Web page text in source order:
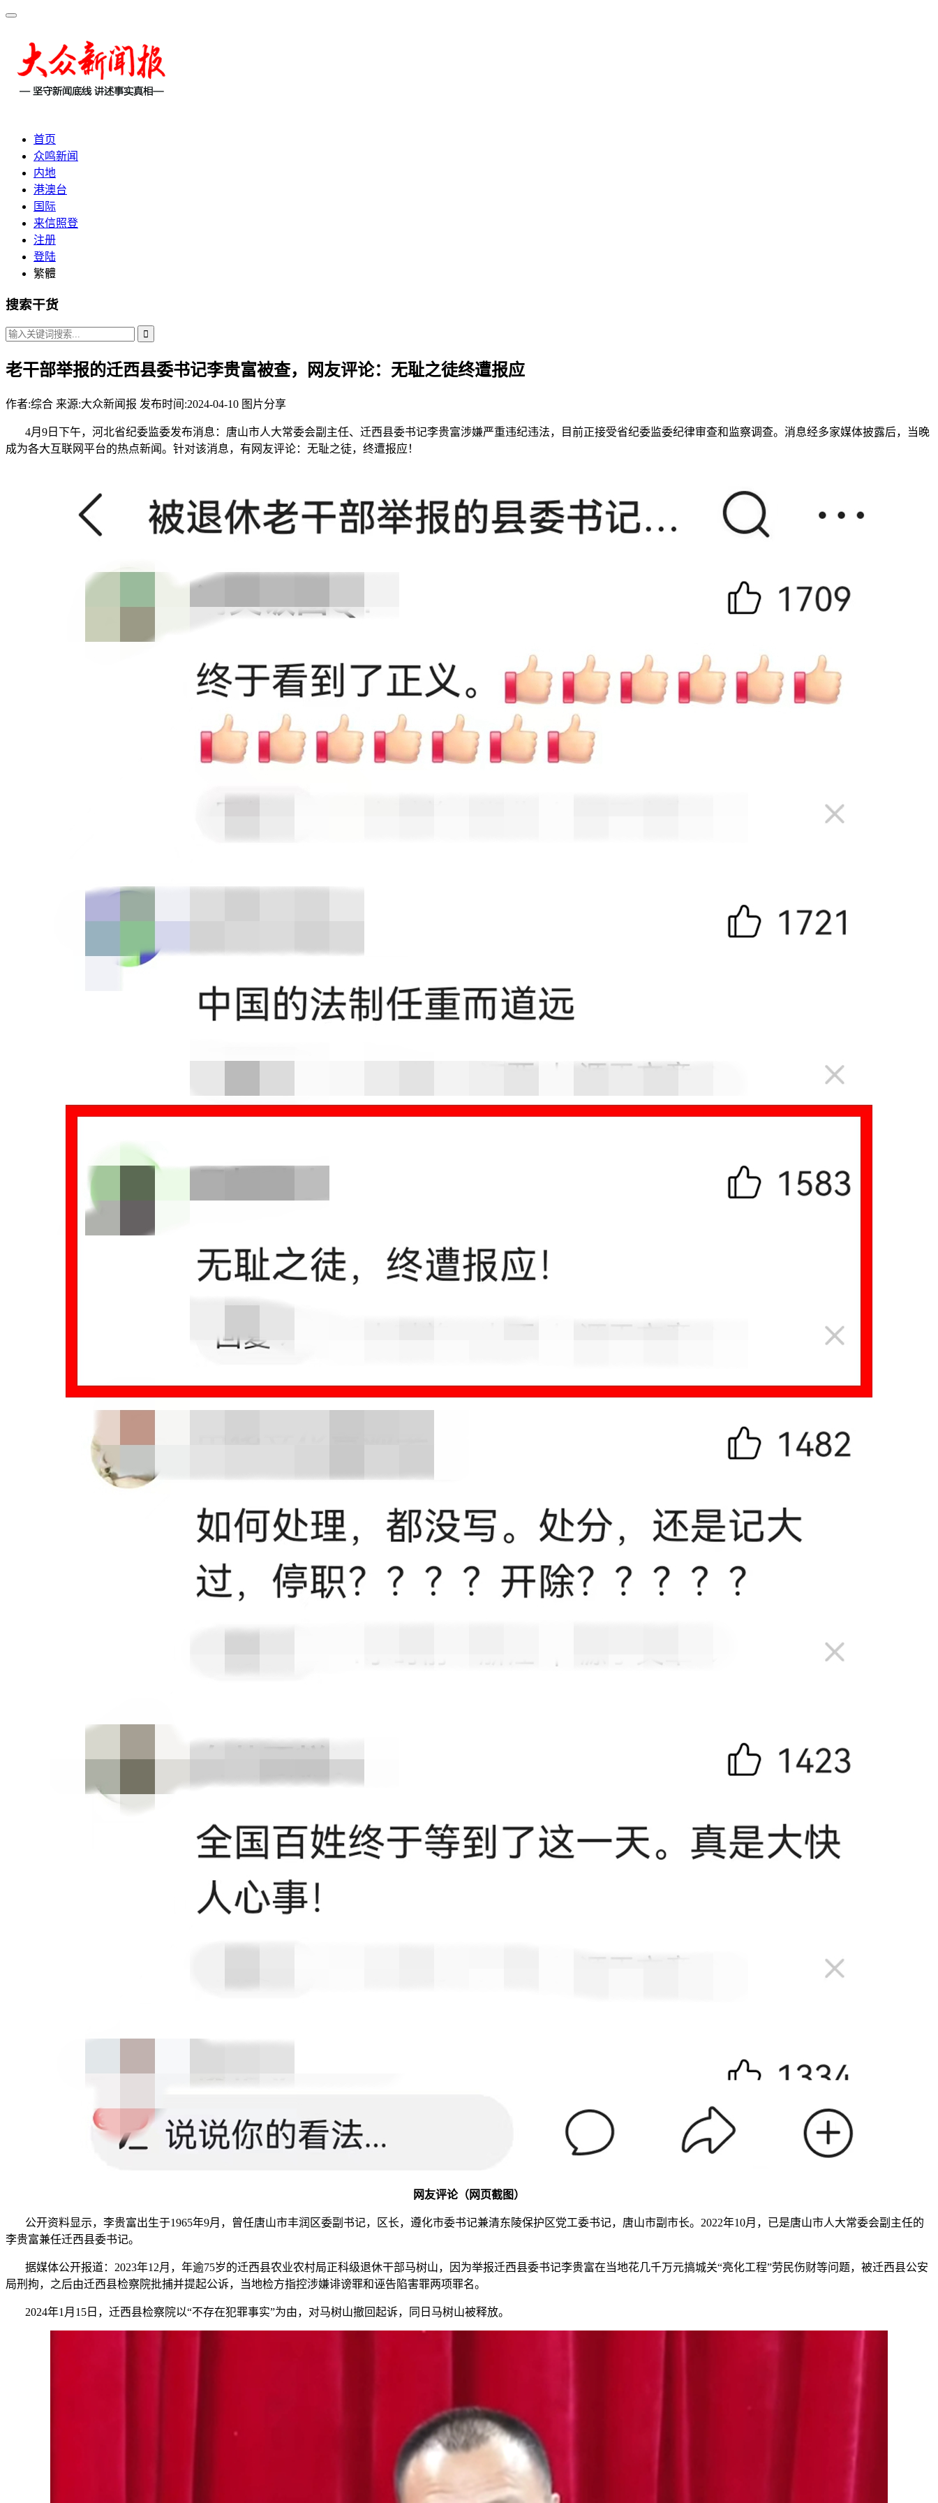
首页
众鸣新闻
内地
港澳台
国际
来信照登
注册
登陆
繁體
搜索干货
老干部举报的迁西县委书记李贵富被查，网友评论：无耻之徒终遭报应
作者:综合 来源:大众新闻报 发布时间:2024-04-10 图片分享
4月9日下午，河北省纪委监委发布消息：唐山市人大常委会副主任、迁西县委书记李贵富涉嫌严重违纪违法，目前正接受省纪委监委纪律审查和监察调查。消息经多家媒体披露后，当晚
成为各大互联网平台的热点新闻。针对该消息，有网友评论：无耻之徒，终遭报应！
网友评论（网页截图）
公开资料显示，李贵富出生于1965年9月，曾任唐山市丰润区委副书记，区长，遵化市委书记兼清东陵保护区党工委书记，唐山市副市长。2022年10月，已是唐山市人大常委会副主任的
李贵富兼任迁西县委书记。
据媒体公开报道：2023年12月，年逾75岁的迁西县农业农村局正科级退休干部马树山，因为举报迁西县委书记李贵富在当地花几千万元搞城关“亮化工程”劳民伤财等问题，被迁西县公安
局刑拘，之后由迁西县检察院批捕并提起公诉，当地检方指控涉嫌诽谤罪和诬告陷害罪两项罪名。
2024年1月15日，迁西县检察院以“不存在犯罪事实”为由，对马树山撤回起诉，同日马树山被释放。